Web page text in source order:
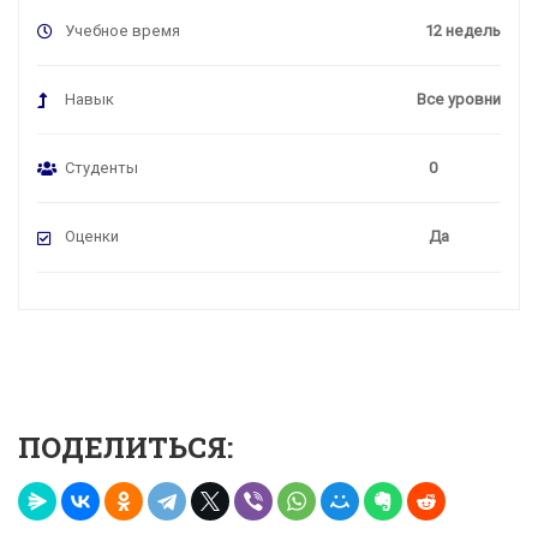
Учебное время 12 недель
Навык Все уровни
Студенты 0
Оценки Да
ПОДЕЛИТЬСЯ: